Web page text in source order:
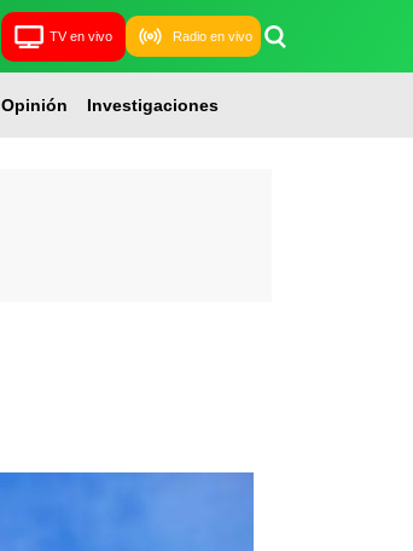
TV en vivo Radio en vivo
Opinión Investigaciones